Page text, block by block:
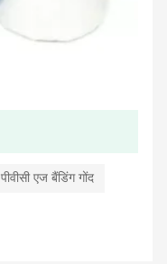
पीवीसी एज बैंडिंग गोंद